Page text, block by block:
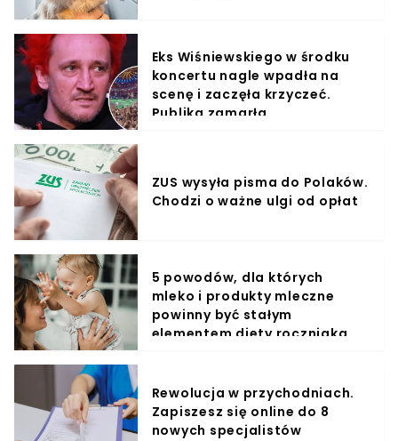
Eks Wiśniewskiego w środku
koncertu nagle wpadła na
scenę i zaczęła krzyczeć.
Publika zamarła
ZUS wysyła pisma do Polaków.
Chodzi o ważne ulgi od opłat
5 powodów, dla których
mleko i produkty mleczne
powinny być stałym
elementem diety roczniaka
Rewolucja w przychodniach.
Zapiszesz się online do 8
nowych specjalistów